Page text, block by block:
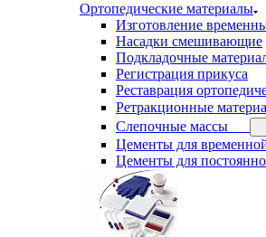
Ортопедические материалы
Изготовление
Насадки смешивающие
Подкладочные
Регистрация прикуса
Реставрация
Ретракционные
Слепочные массы
Цементы для
Цементы для